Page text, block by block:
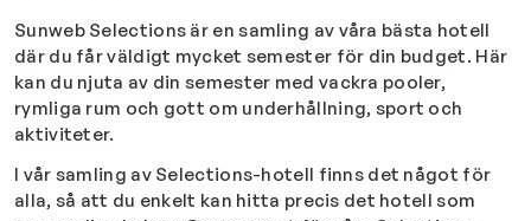
Sunweb Selections är en samling av våra bästa hotell
där du får väldigt mycket semester för din budget. Här
kan du njuta av din semester med vackra pooler,
rymliga rum och gott om underhållning, sport och
aktiviteter.
I vår samling av Selections-hotell finns det något för
alla, så att du enkelt kan hitta precis det hotell som